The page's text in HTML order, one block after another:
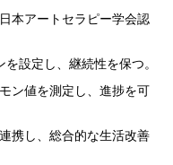
本アートセラピー学会認
設定し、継続性を保つ。
ン値を測定し、進捗を可
携し、総合的な生活改善